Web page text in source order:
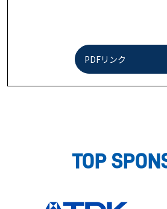
PDFリンク
TOP